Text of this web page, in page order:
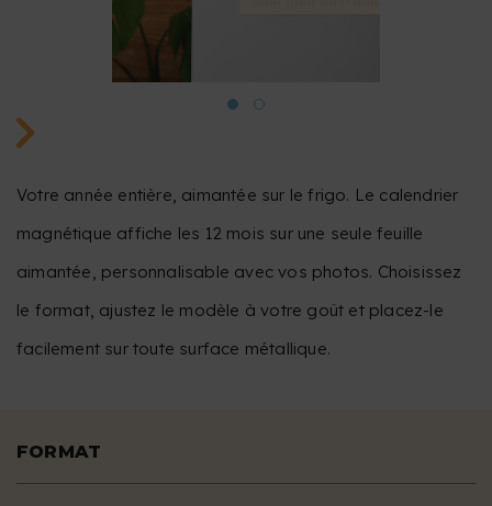
Votre année entière, aimantée sur le frigo. Le calendrier
magnétique affiche les 12 mois sur une seule feuille
aimantée, personnalisable avec vos photos. Choisissez
le format, ajustez le modèle à votre goût et placez-le
facilement sur toute surface métallique.
FORMAT